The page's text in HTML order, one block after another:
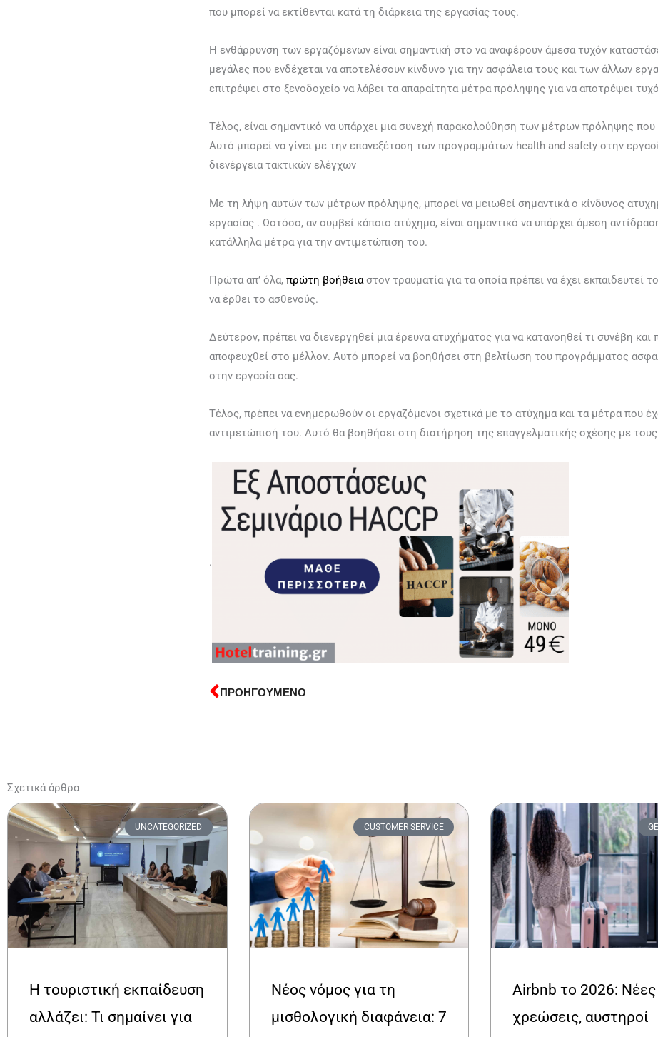
που μπορεί να εκτίθενται κατά τη διάρκεια της εργασίας τους.
Η ενθάρρυνση των εργαζόμενων είναι σημαντική στο να αναφέρουν άμεσα τυχόν
μεγάλες που ενδέχεται να αποτελέσουν κίνδυνο για την ασφάλεια τους και των άλλων
επιτρέψει στο ξενοδοχείο να λάβει τα απαραίτητα μέτρα πρόληψης για να αποτρέψει
Τέλος, είναι σημαντικό να υπάρχει μια συνεχή παρακολούθηση των μέτρων πρόληψης που
Αυτό μπορεί να γίνει με την επανεξέταση των προγραμμάτων health and safety στην
διενέργεια τακτικών ελέγχων
Με τη λήψη αυτών των μέτρων πρόληψης, μπορεί να μειωθεί σημαντικά ο κίνδυνος
εργασίας . Ωστόσο, αν συμβεί κάποιο ατύχημα, είναι σημαντικό να υπάρχει άμεση
κατάλληλα μέτρα για την αντιμετώπιση του.
Πρώτα απ’ όλα, πρώτη βοήθειαστον τραυματία για τα οποία πρέπει να έχει εκπαιδευτεί
να έρθει το ασθενούς.
Δεύτερον, πρέπει να διενεργηθεί μια έρευνα ατυχήματος για να κατανοηθεί τι συνέβη
αποφευχθεί στο μέλλον. Αυτό μπορεί να βοηθήσει στη βελτίωση του προγράμματος
στην εργασία σας.
Τέλος, πρέπει να ενημερωθούν οι εργαζόμενοι σχετικά με το ατύχημα και τα μέτρα που
αντιμετώπισή του. Αυτό θα βοηθήσει στη διατήρηση της επαγγελματικής σχέσης με
.
Prev
ΠΡΟΗΓΟΥΜΕΝΟ
Σχετικά άρθρα
UNCATEGORIZED
Η τουριστική εκπαίδευση
αλλάζει: Τι σημαίνει για
CUSTOMER SERVICE
Νέος νόμος για τη
μισθολογική διαφάνεια: 7
Airbnb το 2026: Νέες
χρεώσεις, αυστηροί